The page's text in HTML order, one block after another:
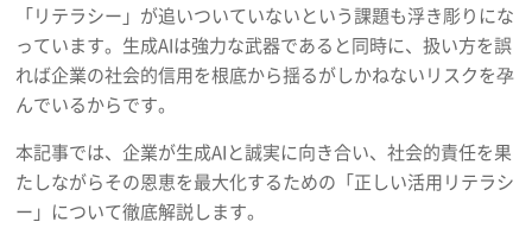
「リテラシー」が追いついていないという課題も浮き彫りにな
っています。生成AIは強力な武器であると同時に、扱い方を誤
れば企業の社会的信用を根底から揺るがしかねないリスクを孕
んでいるからです。
本記事では、企業が生成AIと誠実に向き合い、社会的責任を果
たしながらその恩恵を最大化するための「正しい活用リテラシ
ー」について徹底解説します。